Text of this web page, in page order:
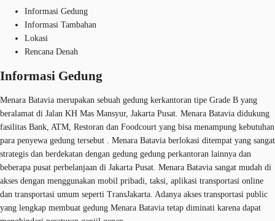
Informasi Gedung
Informasi Tambahan
Lokasi
Rencana Denah
Informasi Gedung
Menara Batavia merupakan sebuah gedung kerkantoran tipe Grade B yang
beralamat di Jalan KH Mas Mansyur, Jakarta Pusat. Menara Batavia didukung
fasilitas Bank, ATM, Restoran dan Foodcourt yang bisa menampung kebutuhan
para penyewa gedung tersebut . Menara Batavia berlokasi ditempat yang sangat
strategis dan berdekatan dengan gedung gedung perkantoran lainnya dan
beberapa pusat perbelanjaan di Jakarta Pusat. Menara Batavia sangat mudah di
akses dengan menggunakan mobil pribadi, taksi, aplikasi transportasi online
dan transportasi umum seperti TransJakarta. Adanya akses transportasi public
yang lengkap membuat gedung Menara Batavia tetap diminati karena dapat